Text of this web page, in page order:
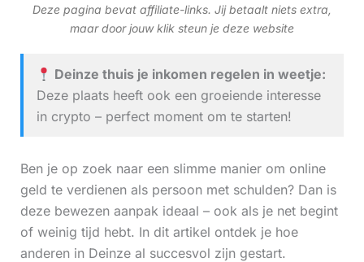
Deze pagina bevat affiliate-links. Jij betaalt niets extra,
maar door jouw klik steun je deze website
Deinze thuis je inkomen regelen in weetje:
Deze plaats heeft ook een groeiende interesse
in crypto – perfect moment om te starten!
Ben je op zoek naar een slimme manier om online
geld te verdienen als persoon met schulden? Dan is
deze bewezen aanpak ideaal – ook als je net begint
of weinig tijd hebt. In dit artikel ontdek je hoe
anderen in Deinze al succesvol zijn gestart.